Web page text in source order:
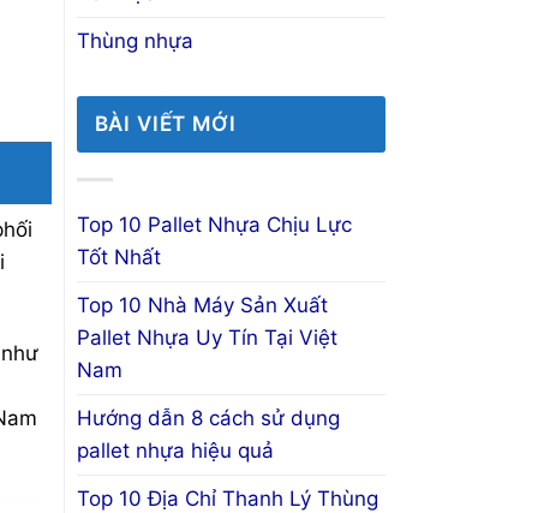
Thùng nhựa
BÀI VIẾT MỚI
Top 10 Pallet Nhựa Chịu Lực
Tốt Nhất
Top 10 Nhà Máy Sản Xuất
Pallet Nhựa Uy Tín Tại Việt
Nam
Hướng dẫn 8 cách sử dụng
pallet nhựa hiệu quả
Top 10 Địa Chỉ Thanh Lý Thùng